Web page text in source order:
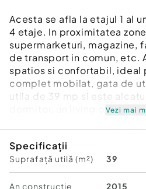
Acesta se afla la etajul 1 al
4 etaje. In proximitatea
supermarketuri, magazine,
de transport in comun, etc.
spatios si confortabil, ideal
complet mobilat, gata de
utila de 39 mp si este
dormitor, un living open
sudica.
Te astept la vizionare!
Cod ofertă / ID BLITZ: P174141
Vezi mai
Specificații
Suprafață utilă (m²) 39
An constructie 2015